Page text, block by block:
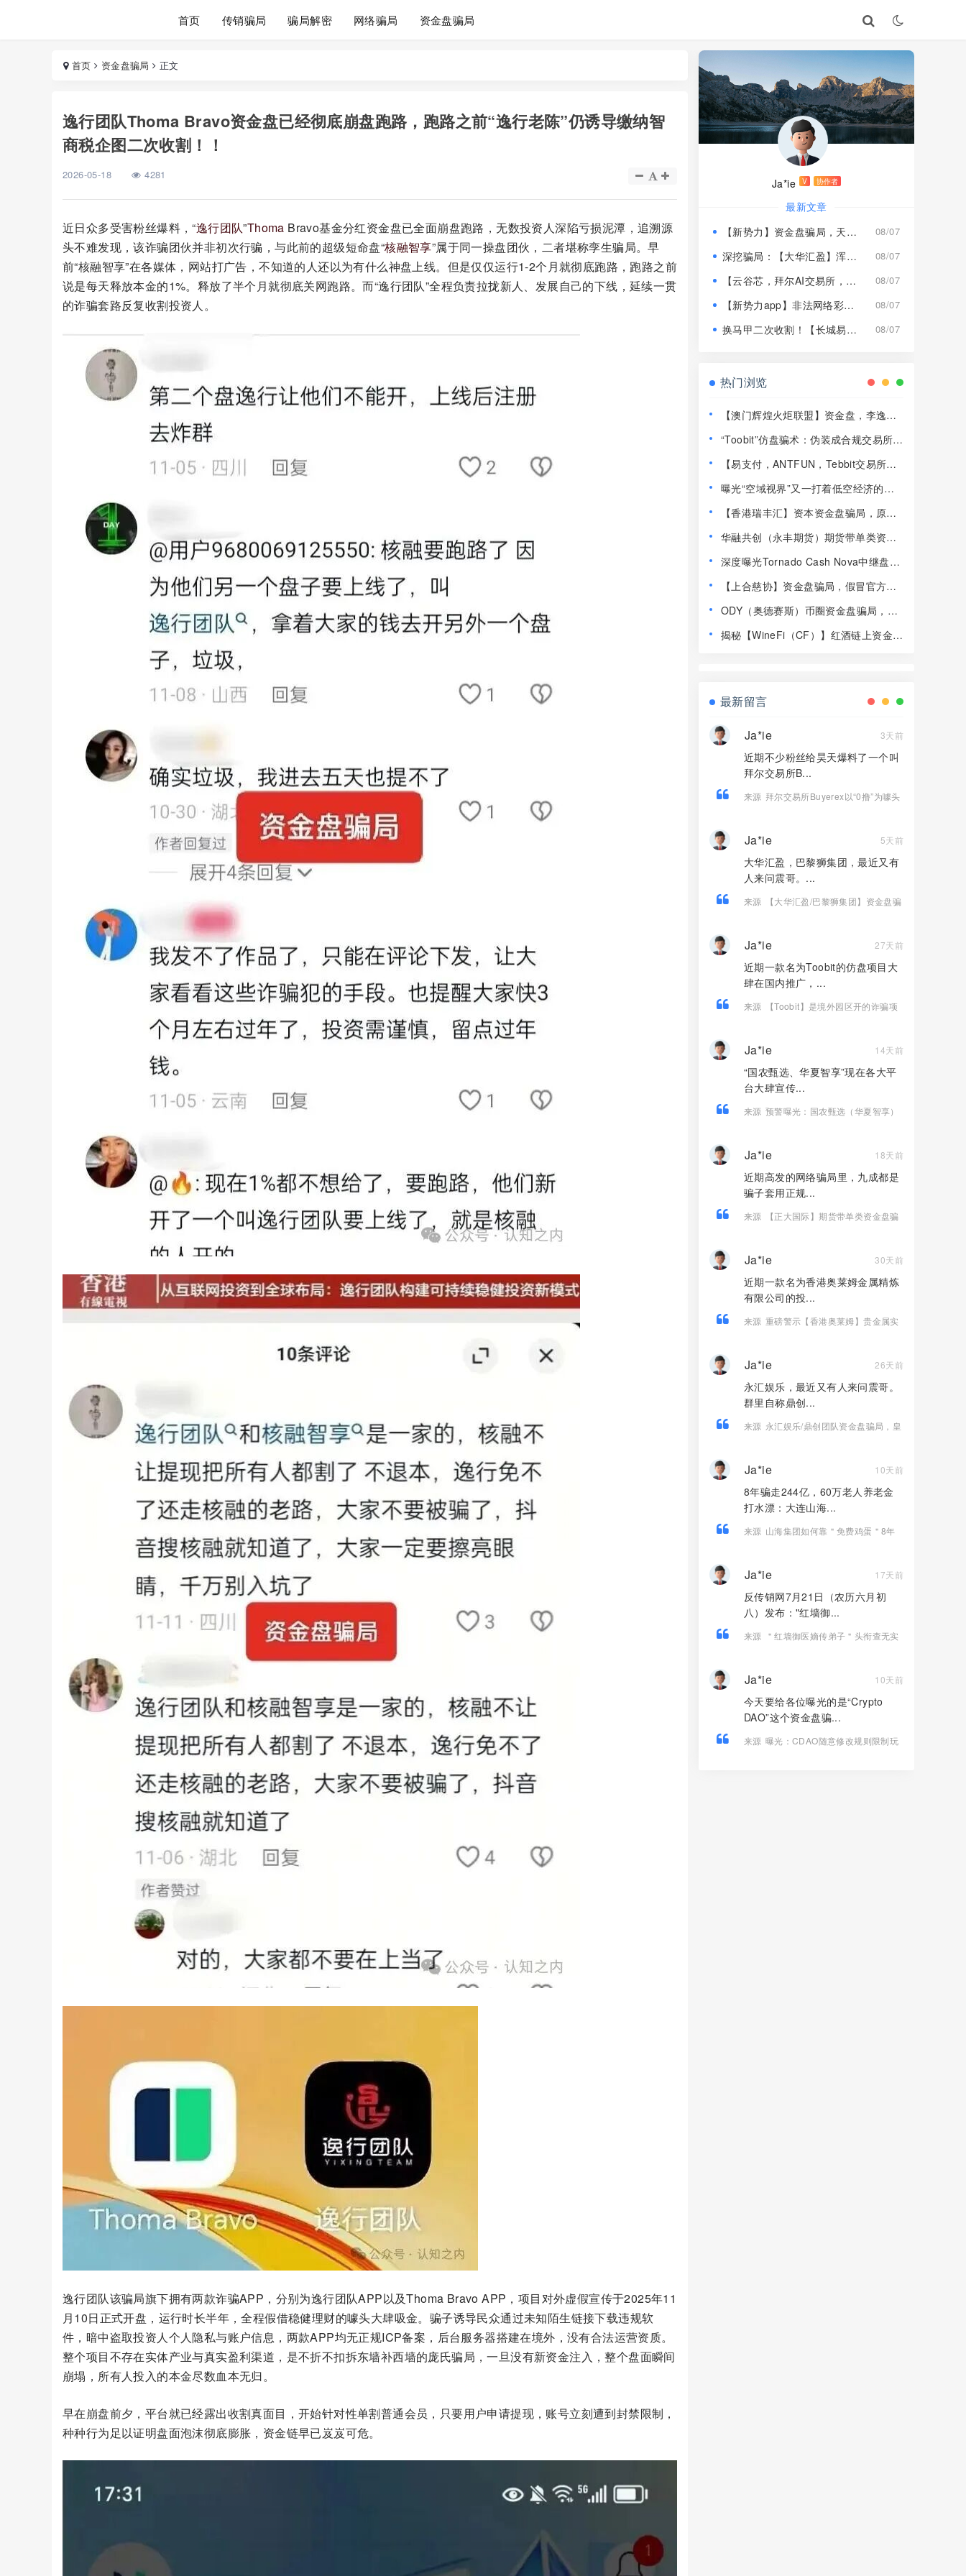
首页 传销骗局 骗局解密 网络骗局 资金盘骗局
首页 资金盘骗局 正文
逸行团队Thoma Bravo资金盘已经彻底崩盘跑路，跑路之前“逸行老陈”仍诱导缴纳智
商税企图二次收割！！
2026-05-18 4281
近日众多受害粉丝爆料，“逸行团队”Thoma Bravo基金分红资金盘已全面崩盘跑路，无数投资人深陷亏损泥潭，追溯源
头不难发现，该诈骗团伙并非初次行骗，与此前的超级短命盘“核融智享”属于同一操盘团伙，二者堪称孪生骗局。早
前“核融智享”在各媒体，网站打广告，不知道的人还以为有什么神盘上线。但是仅仅运行1-2个月就彻底跑路，跑路之前
说是每天释放本金的1%。释放了半个月就彻底关网跑路。而“逸行团队”全程负责拉拢新人、发展自己的下线，延续一贯
的诈骗套路反复收割投资人。
逸行团队该骗局旗下拥有两款诈骗APP，分别为逸行团队APP以及Thoma Bravo APP，项目对外虚假宣传于2025年11
月10日正式开盘，运行时长半年，全程假借稳健理财的噱头大肆吸金。骗子诱导民众通过未知陌生链接下载违规软
件，暗中盗取投资人个人隐私与账户信息，两款APP均无正规ICP备案，后台服务器搭建在境外，没有合法运营资质。
整个项目不存在实体产业与真实盈利渠道，是不折不扣拆东墙补西墙的庞氏骗局，一旦没有新资金注入，整个盘面瞬间
崩塌，所有人投入的本金尽数血本无归。
早在崩盘前夕，平台就已经露出收割真面目，开始针对性单割普通会员，只要用户申请提现，账号立刻遭到封禁限制，
种种行为足以证明盘面泡沫彻底膨胀，资金链早已岌岌可危。
Ja*ie V 协作者
最新文章
【新势力】资金盘骗局，天宫国际和平娱乐的狗推换个马甲又来割韭菜！
08/07
深挖骗局：【大华汇盈】浑身造假，冒用演员充当总监，啼笑皆非！ 08/07
【云谷芯，拜尔AI交易所，塔吉跨境电商】这3个项目都是骗局，近期跑路跟即将崩盘收割，赶紧远离！ 08/07
【新势力app】非法网络彩票骗局，“天宫国际”和“和平娱乐”骗子搞的杀猪盘，远离！ 08/07
换马甲二次收割！【长城易趣】平移【康盛科技】又是致命骗局！ 08/07
热门浏览
【澳门辉煌火炬联盟】资金盘，李逸川
路！
“Toobit”仿盘骗术：伪装成合规交易所，
骗局！
【易支付，ANTFUN，Tebbit交易所】
远离！
曝光“空域视界”又一打着低空经济的传
【香港瑞丰汇】资本资金盘骗局，原拓
华融共创（永丰期货）期货带单类资金
人，速度撤离！
深度曝光Tornado Cash Nova中继盘：
局！！！
【上合慈协】资金盘骗局，假冒官方上
ODY（奥德赛斯）币圈资金盘骗局，14
揭秘【WineFi（CF）】红酒链上资金盘
最新留言
Ja*ie 3天前
近期不少粉丝给昊天爆料了一个叫
拜尔交易所B...
来源 拜尔交易所Buyerex以“0撸”为噱头
Ja*ie 5天前
大华汇盈，巴黎狮集团，最近又有
人来问震哥。...
来源
【大华汇盈/巴黎狮集团】资金盘骗
Ja*ie 27天前
近期一款名为Toobit的仿盘项目大
肆在国内推广，...
来源
【Toobit】是境外园区开的诈骗项
Ja*ie 14天前
“国农甄选、华夏智享”现在各大平
台大肆宣传...
来源 预警曝光：国农甄选（华夏智享）
Ja*ie 18天前
近期高发的网络骗局里，九成都是
骗子套用正规...
来源
【正大国际】期货带单类资金盘骗
Ja*ie 30天前
近期一款名为香港奥莱姆金属精炼
有限公司的投...
来源 重磅警示【香港奥莱姆】贵金属实
Ja*ie 26天前
永汇娱乐，最近又有人来问震哥。
群里自称鼎创...
来源 永汇娱乐/鼎创团队资金盘骗局，皇
Ja*ie 10天前
8年骗走244亿，60万老人养老金
打水漂：大连山海...
来源 山海集团如何靠＂免费鸡蛋＂8年
Ja*ie 17天前
反传销网7月21日（农历六月初
八）发布："红墙御...
来源
＂红墙御医嫡传弟子＂头衔查无实
Ja*ie 10天前
今天要给各位曝光的是“Crypto
DAO”这个资金盘骗...
来源 曝光：CDAO随意修改规则限制玩